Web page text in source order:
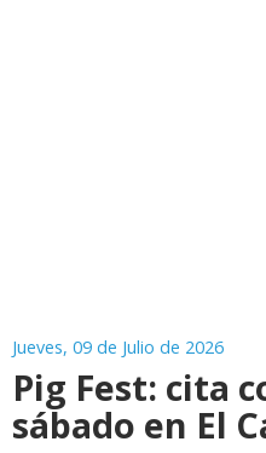
Jueves, 09 de Julio de 2026
Pig Fest: cita
sábado en El